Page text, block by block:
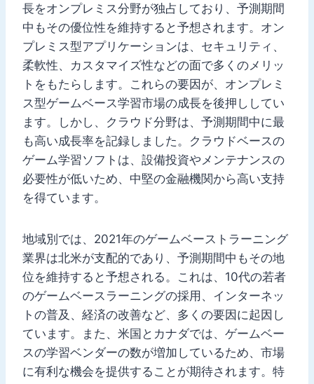
長をオンプレミス分野が独占しており、予測期間
中もその優位性を維持すると予想されます。オン
プレミス型アプリケーションは、セキュリティ、
柔軟性、カスタマイズ性などの面で多くのメリッ
トをもたらします。これらの要因が、オンプレミ
ス型ゲームベース学習市場の成長を後押ししてい
ます。しかし、クラウド分野は、予測期間中に最
も高い成長率を記録しました。クラウドベースの
ゲーム学習ソフトは、設備投資やメンテナンスの
必要性が低いため、中堅の金融機関から高い支持
を得ています。
地域別では、2021年のゲームベーストラーニング
業界は北米が支配的であり、予測期間中もその地
位を維持すると予想される。これは、10代の若者
のゲームベースラーニングの採用、インターネッ
トの普及、経済の改善など、多くの要因に起因し
ています。また、米国とカナダでは、ゲームベー
スの学習ベンダーの数が増加しているため、市場
に有利な機会を提供することが期待されます。特